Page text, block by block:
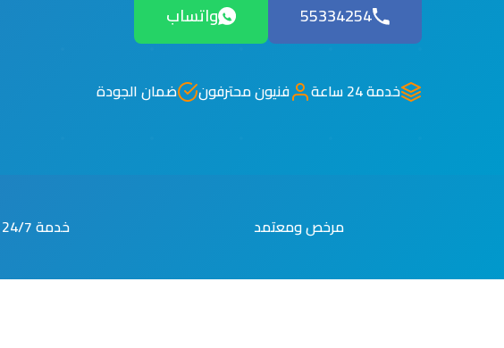
55334254 واتساب
خدمة 24 ساعة فنيون محترفون ضمان الجودة
مرخص ومعتمد خدمة 24/7